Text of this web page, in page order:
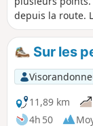
depuis la route.
tenter cette
présente
le Lac d'Alfeld.
partie sur les
parfois
quand le temps
raccourcis sont
Sur les
11,89 km
4h 50